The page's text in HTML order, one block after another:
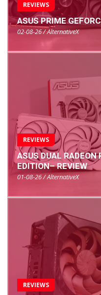
REVIEWS
ASUS PRIME
02-08-26 / AlternativeX
REVIEWS
ASUS DUAL
EDITION– REVIEW
01-08-26 / AlternativeX
REVIEWS